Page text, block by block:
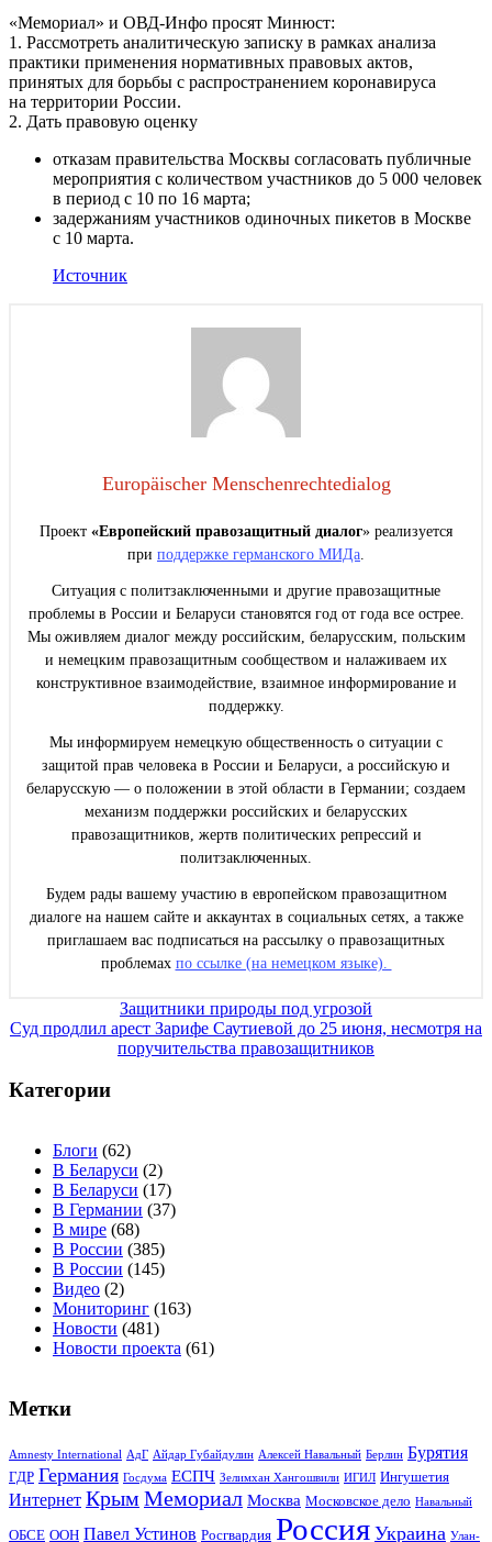
«Мемориал» и ОВД-Инфо просят Минюст:
1. Рассмотреть аналитическую записку в рамках анализа
практики применения нормативных правовых актов,
принятых для борьбы с распространением коронавируса
на территории России.
2. Дать правовую оценку
отказам правительства Москвы согласовать публичные
мероприятия с количеством участников до 5 000 человек
в период с 10 по 16 марта;
задержаниям участников одиночных пикетов в Москве
с 10 марта.
Источник
Europäischer Menschenrechtedialog
Проект «Европейский правозащитный диалог» реализуется
при поддержке германского МИДа
Ситуация с политзаключенными и другие правозащитные
проблемы в России и Беларуси становятся год от года все острее.
Мы оживляем диалог между российским, беларусским, польским
и немецким правозащитным сообществом и налаживаем их
конструктивное взаимодействие, взаимное информирование и
поддержку.
Мы информируем немецкую общественность о ситуации с
защитой прав человека в России и Беларуси, а российскую и
беларусскую — о положении в этой области в Германии; создаем
механизм поддержки российских и беларусских
правозащитников, жертв политических репрессий и
политзаключенных.
Будем рады вашему участию в европейском правозащитном
диалоге на нашем сайте и аккаунтах в социальных сетях, а также
приглашаем вас подписаться на рассылку о правозащитных
проблемах по ссылке (на немецком языке).
Навигация
по
Защитники природы под угрозой
Суд продлил арест Зарифе Саутиевой до 25 июня, несмотря на
поручительства правозащитников
Категории
Блоги (62)
В Беларуси (2)
В Беларуси (17)
В Германии (37)
В мире (68)
В России (385)
В России (145)
Видео (2)
Мониторинг (163)
Новости (481)
Новости проекта (61)
Метки
Amnesty International АдГ Айдар Губайдулин Алексей Навальный Берлин Бурятия
ГДР Германия Госдума ЕСПЧ Зелимхан Хангошвили ИГИЛ Ингушетия
Интернет Крым Мемориал Москва Московское дело Навальный
ОБСЕ ООН Павел Устинов Росгвардия Россия Украина Улан-